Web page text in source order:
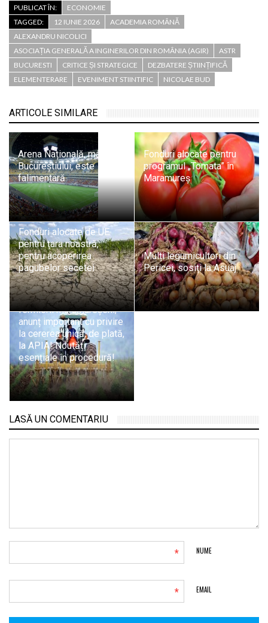
PUBLICAT ÎN:
ECONOMIE
TAGGED:
12 IUNIE 2026
ACADEMIA ROMÂNĂ
ALEXANDRU NICOLICI
ASOCIAȚIA GENERALĂ A INGINERILOR DIN ROMÂNIA (AGIR)
ASTR
BUCURESTI
CRITICE ȘI STRATEGICE
DEZBATERE ȘTIINȚIFICĂ
ELEMENTERARE
EVENIMENT STIINTIFIC NICOLAE BUD
ARTICOLE SIMILARE
Arena Națională, mândria
Bucureștiului, este
falimentară
Fonduri alocate pentru
programul „Tomata” în
Maramureș
Fonduri alocate de UE
pentru țara noastră,
pentru acoperirea
pagubelor secetei
Mulți legumicultori din
Pericei, sosiți la Asuaj
Din 1 martie 2023: Pentru
fermierii maramureșeni,
anunț important cu privire
la cererea unică, de plată,
la APIA! Noutăți
esențiale în procedură!
LASĂ UN COMENTARIU
NUME
*
EMAIL
*